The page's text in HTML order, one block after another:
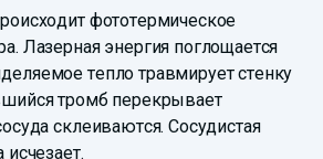
фототермическое
Лазерная энергия поглощается
тепло травмирует стенку
тромб перекрывает
склеиваются. Сосудистая
исчезает.